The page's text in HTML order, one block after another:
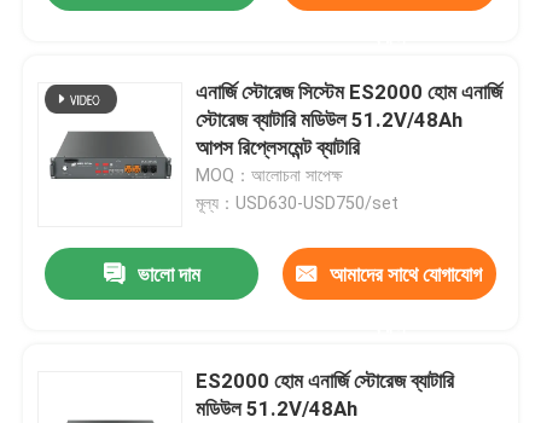
এনার্জি স্টোরেজ সিস্টেম ES2000 হোম এনার্জি
স্টোরেজ ব্যাটারি মডিউল 51.2V/48Ah
আপস রিপ্লেসমেন্ট ব্যাটারি
MOQ：আলোচনা সাপেক্ষ
মূল্য：USD630-USD750/set
ভালো দাম আমাদের সাথে যোগাযোগ
ES2000 হোম এনার্জি স্টোরেজ ব্যাটারি
মডিউল 51.2V/48Ah